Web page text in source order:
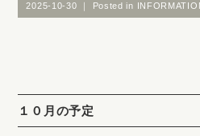
2025-10-30 ｜ Posted in
１０月の予定